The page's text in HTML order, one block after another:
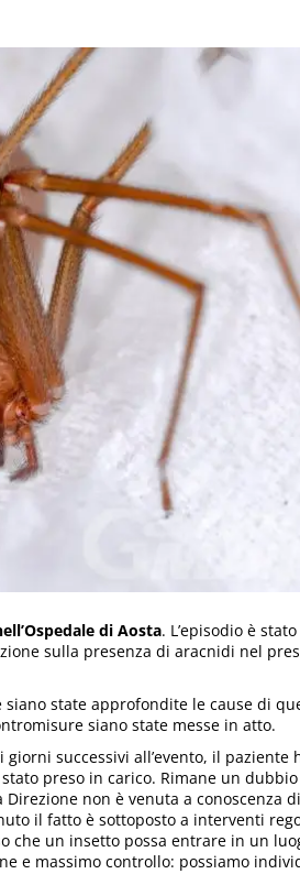
di Aosta. L’episodio è
sulla presenza di aracnidi nel
siano state approfondite le cause di
siano state messe in atto.
giorni successivi all’evento, il paziente
preso in carico. Rimane un dubbio
non è venuta a conoscenza
il fatto è sottoposto a interventi
che un insetto possa entrare in un
e massimo controllo: possiamo